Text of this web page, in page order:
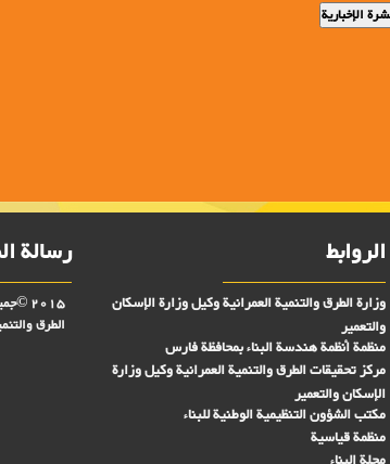
الروابط
وزارة الطرق والتنمية العمرانية وكيل وزارة الإسكان
والتعمير
منظمة أنظمة هندسة البناء بمحافظة فارس
مركز تحقیقات الطرق والتنمية العمرانية وكيل وزارة
الإسكان والتعمير
مكتب الشؤون التنظيمية الوطنية للبناء
منظمة قياسية
رسالة
2015
الطرق